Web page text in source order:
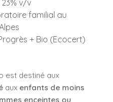
23% v/v
familial au
+ Bio (Ecocert)
est destiné aux
aux enfants de moins
enceintes ou